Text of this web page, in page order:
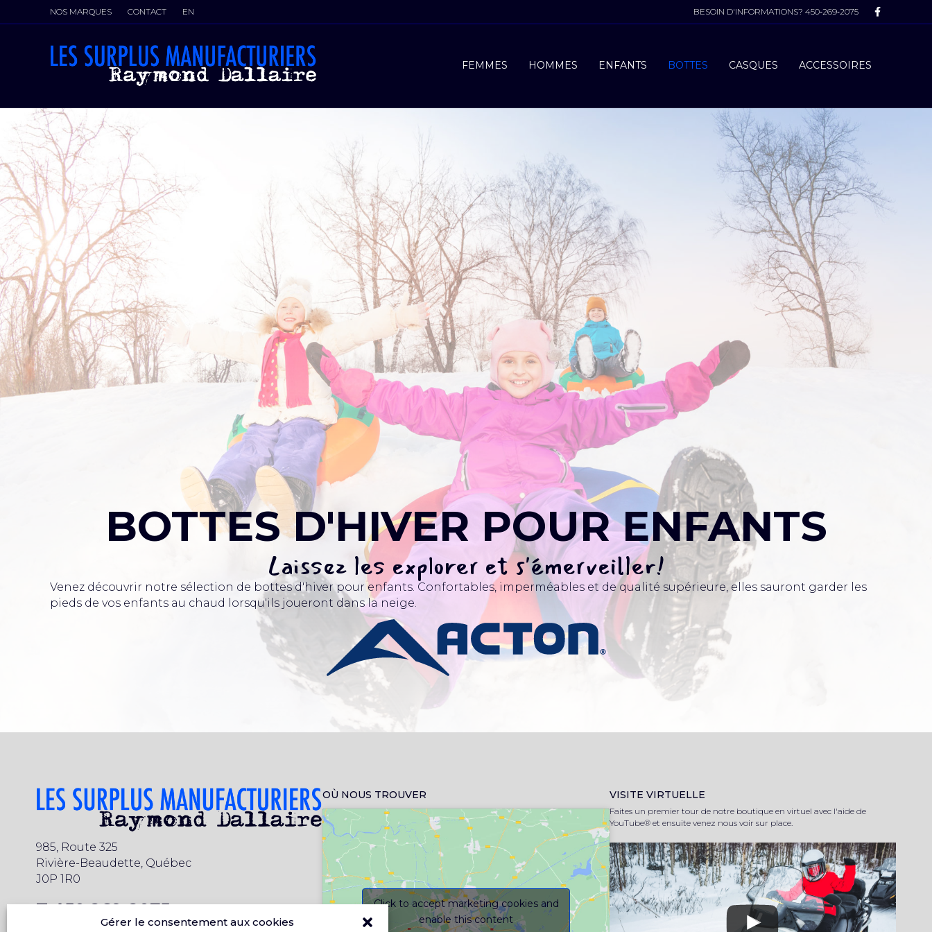
Gérer le consentement aux cookies
NOS MARQUES CONTACT EN BESOIN D'INFORMATIONS? 450‑269‑2075 Facebook
FEMMES HOMMES ENFANTS BOTTES CASQUES ACCESSOIRES
BOTTES D'HIVER POUR ENFANTS
Laissez les explorer et s'émerveiller!
Venez découvrir notre sélection de bottes d'hiver pour enfants. Confortables, imperméables et de qualité supérieure, elles sauront garder les
pieds de vos enfants au chaud lorsqu'ils joueront dans la neige.
985, Route 325
Rivière-Beaudette, Québec
J0P 1R0
T 450 269-2075
OÙ NOUS TROUVER
Click to accept marketing cookies and
enable this content
VISITE VIRTUELLE
Faites un premier tour de notre boutique en virtuel avec l'aide de
YouTube® et ensuite venez nous voir sur place.